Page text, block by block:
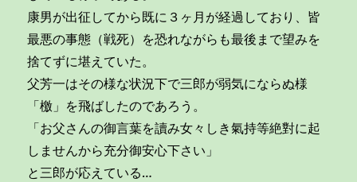
康男が出征してから既に３ヶ月が経過しており、皆
最悪の事態（戦死）を恐れながらも最後まで望みを
捨てずに堪えていた。
父芳一はその様な状況下で三郎が弱気にならぬ様
「檄」を飛ばしたのであろう。
「お父さんの御言葉を讀み女々しき氣持等絶對に起
しませんから充分御安心下さい」
と三郎が応えている…